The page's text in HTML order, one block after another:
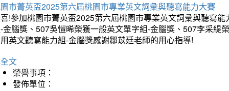
市菁英盃2025第六屆桃園市專業英文詞彙與聽寫能力大賽
!參加桃園市菁英盃2025第六屆桃園市專業英文詞彙與聽寫
金腦獎、507吳愷晞榮獲一般英文單字組-金腦獎、507李采緹
英文聽寫能力組-金腦獎感謝鄒苡廷老師的用心指導!
文
榮譽事項：
發佈單位：